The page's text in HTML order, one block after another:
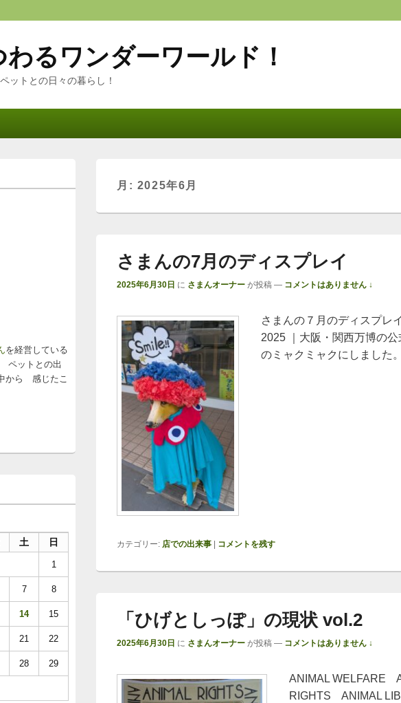
るワンダーワールド！
ットとの日々の暮らし！
月: 2025年6月
さまんの7月のディスプレイ
2025年6月30日 に さまんオーナー が投稿 — コメントはありません ↓
さまんの７月のディスプレ
2025 ｜大阪・関西万博の
のミャクミャクにしました。
カテゴリー: 店での出来事 | コメントを残す
「ひげとしっぽ」の現状 vol.2
2025年6月30日 に さまんオーナー が投稿 — コメントはありません ↓
ANIMAL WELFARE
RIGHTS ANIMAL
を経営している
ペットとの出
から 感じたこ
土 日
1
7 8
14 15
21 22
28 29